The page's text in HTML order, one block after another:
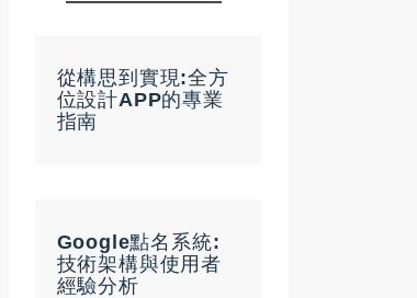
從構思到實現:全方
位設計APP的專業
指南
Google點名系統:
技術架構與使用者
經驗分析